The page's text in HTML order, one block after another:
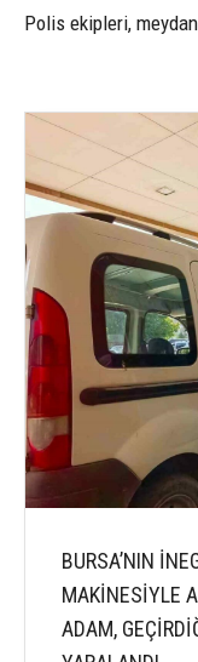
Polis ekipleri,
BURSA’NIN
MAKİNESİYLE
ADAM,